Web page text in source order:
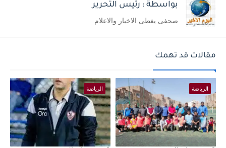
بواسطة : رئيس التحرير
صحفى يغطى الاخبار والاعلام
مقالات قد تهمك
الرياضة الرياضة